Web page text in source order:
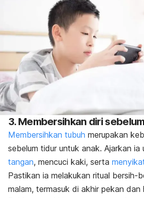
3. Membersihkan diri
Membersihkan tubuh merupakan
sebelum tidur untuk anak. Ajarkan ia
tangan, mencuci kaki, serta
Pastikan ia melakukan ritual bersih-
malam, termasuk di akhir pekan dan